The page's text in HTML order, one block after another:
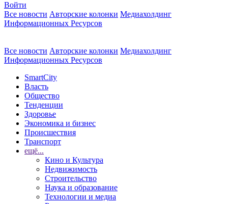
Войти
Все новости Авторские колонки Медиахолдинг
Информационных Ресурсов
Все новости Авторские колонки Медиахолдинг
Информационных Ресурсов
SmartCity
Власть
Общество
Тенденции
Здоровье
Экономика и бизнес
Происшествия
Транспорт
ещё...
Кино и Культура
Недвижимость
Строительство
Наука и образование
Технологии и медиа